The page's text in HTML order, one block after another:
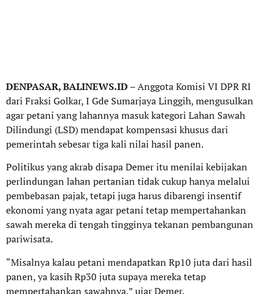
DENPASAR, BALINEWS.ID– Anggota Komisi VI DPR RI
dari Fraksi Golkar, I Gde Sumarjaya Linggih, mengusulkan
agar petani yang lahannya masuk kategori Lahan Sawah
Dilindungi (LSD) mendapat kompensasi khusus dari
pemerintah sebesar tiga kali nilai hasil panen.
Politikus yang akrab disapa Demer itu menilai kebijakan
perlindungan lahan pertanian tidak cukup hanya melalui
pembebasan pajak, tetapi juga harus dibarengi insentif
ekonomi yang nyata agar petani tetap mempertahankan
sawah mereka di tengah tingginya tekanan pembangunan
pariwisata.
“Misalnya kalau petani mendapatkan Rp10 juta dari hasil
panen, ya kasih Rp30 juta supaya mereka tetap
mempertahankan sawahnya,” ujar Demer.